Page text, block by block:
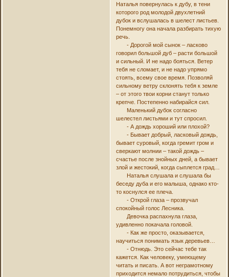
Наталья повернулась к дубу, в тени
которого род молодой двухлетний
дубок и вслушалась в шелест листьев.
Понемногу она начала разбирать тихую
речь.
- Дорогой мой сынок – ласково
говорил большой дуб – расти большой
и сильный. И не надо бояться. Ветер
тебя не сломает, и не надо упрямо
стоять, всему свое время. Позволяй
сильному ветру склонять тебя к земле
– от этого твои корни станут только
крепче. Постепенно набирайся сил.
Маленький дубок согласно
шелестел листьями и тут спросил.
- А дождь хороший или плохой?
- Бывает добрый, ласковый дождь,
бывает суровый, когда гремит гром и
сверкают молнии – такой дождь –
счастье после знойных дней, а бывает
злой и жестокий, когда сыплется град…
Наталья слушала и слушала бы
беседу дуба и его малыша, однако кто-
то коснулся ее плеча.
- Открой глаза – прозвучал
спокойный голос Лесника.
Девочка распахнула глаза,
удивленно покачала головой.
- Как же просто, оказывается,
научиться понимать язык деревьев…
- Отнюдь. Это сейчас тебе так
кажется. Как человеку, умеющему
читать и писать. А вот неграмотному
приходится немало потрудиться, чтобы